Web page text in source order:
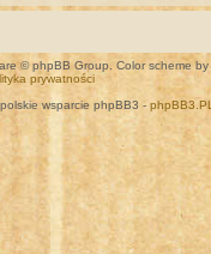
© phpBB Group. Color scheme by
prywatności
wsparcie phpBB3 - phpBB3.PL